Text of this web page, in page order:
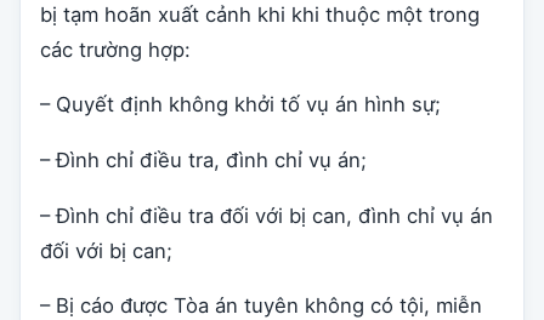
bị tạm hoãn xuất cảnh khi khi thuộc một trong
các trường hợp:
– Quyết định không khởi tố vụ án hình sự;
– Đình chỉ điều tra, đình chỉ vụ án;
– Đình chỉ điều tra đối với bị can, đình chỉ vụ án
đối với bị can;
– Bị cáo được Tòa án tuyên không có tội, miễn